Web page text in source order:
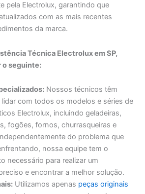
pela Electrolux, garantindo que
com as mais recentes
da marca.
Técnica Electrolux em SP,
o seguinte:
Nossos técnicos têm
lidar com todos os modelos e séries de
Electrolux, incluindo geladeiras,
fogões, fornos, churrasqueiras e
do problema que
nossa equipe tem o
necessário para realizar um
e encontrar a melhor solução.
Utilizamos apenas peças originais